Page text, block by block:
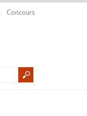
Concours